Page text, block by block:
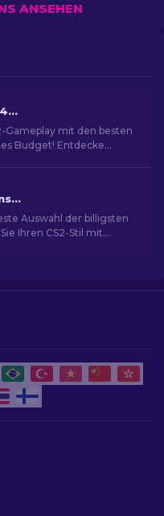
ANSEHEN
Die besten UMP-45 Skins in CS2 [2026]
Gameplay mit den besten
Budget! Entdecke
Beste billige Skins in CS2 [2026]
Auswahl der billigsten
Ihren CS2-Stil mit